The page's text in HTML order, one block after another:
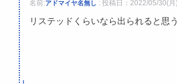
名前:アドマイヤ名無し : 投稿日：2022/05/30(
リステッドくらいなら出られると思